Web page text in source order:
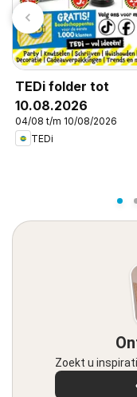
TEDi folder tot
10.08.2026
04/08 t/m 10/08/2026
TEDi
Zoekt u